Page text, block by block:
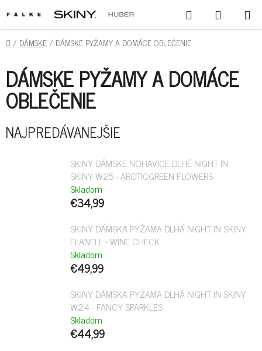
NA
OBSAH
HĽADAŤ
KOŠÍK
DOMOV
/ DÁMSKE/ DÁMSKE PYŽAMY A DOMÁCE OBLEČENIE
DÁMSKE PYŽAMY A DOMÁCE
OBLEČENIE
NAJPREDÁVANEJŠIE
SKINY DÁMSKE NOHAVICE DLHÉ NIGHT IN
SKINY W25 - ARCTICGREEN FLOWERS
Skladom
€34,99
SKINY DÁMSKA PYŽAMA DLHÁ NIGHT IN SKINY
FLANELL - WINE CHECK
Skladom
€49,99
SKINY DÁMSKA PYŽAMA DLHÁ NIGHT IN SKINY
W24 - FANCY SPARKLES
Skladom
€44,99